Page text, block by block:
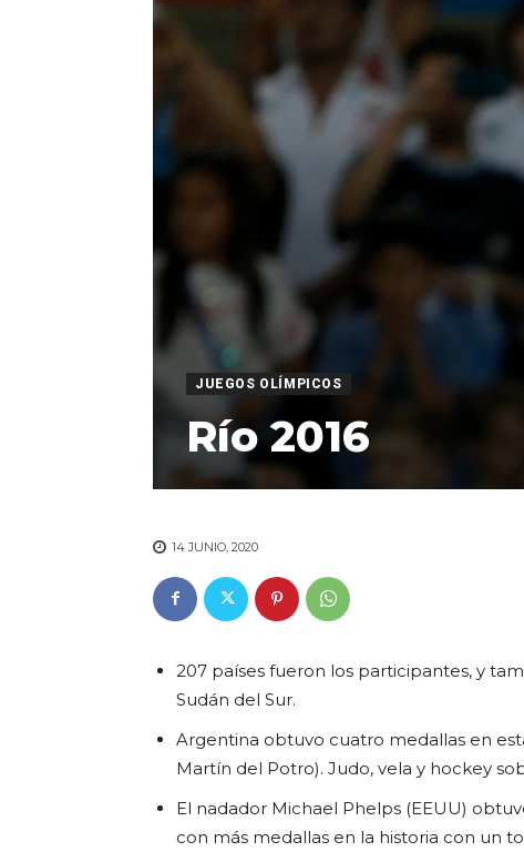
JUEGOS OLÍMPICOS
Río 2016
14 JUNIO, 2020
207 países fueron los participantes, y
Sudán del Sur.
Argentina obtuvo cuatro medallas en
Martín del Potro). Judo, vela y hockey
El nadador Michael Phelps (EEUU)
con más medallas en la historia con un